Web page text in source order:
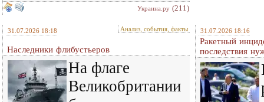
Украина.ру (211)
31.07.2026 18:18 Анализ, события, факты
Наследники флибустьеров
На флаге
Великобритании
31.07.2026 18:16
Ракетный
последствия